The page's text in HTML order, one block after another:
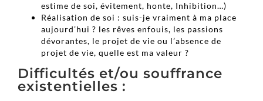
estime de soi, évitement, honte, Inhibition…)
Réalisation de soi : suis-je vraiment à ma place
aujourd’hui ? les rêves enfouis, les passions
dévorantes, le projet de vie ou l’absence de
projet de vie, quelle est ma valeur ?
Difficultés et/ou souffrance
existentielles :